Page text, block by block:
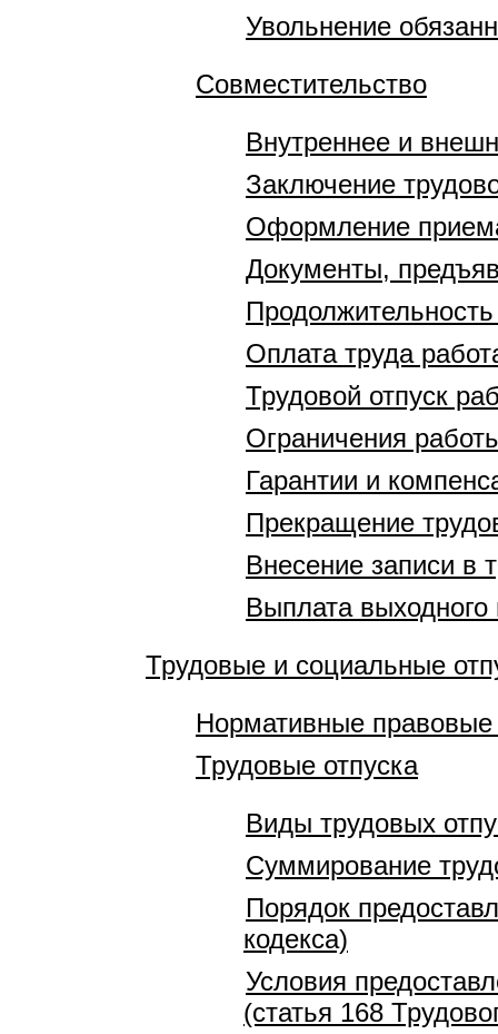
Увольнение
Совместительство
Внутреннее и
Заключение
Оформление
Документы,
Оплата труда
Трудовой отпуск
Ограничения
Гарантии и
Прекращение
Внесение записи в
Выплата
Трудовые и социальные
Нормативные
Трудовые отпуска
Виды трудовых
Суммирование
Порядок
кодекса)
Условия
(статья 168